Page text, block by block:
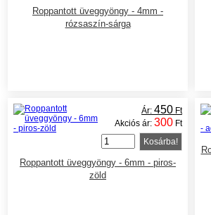
Roppantott üveggyöngy - 4mm -
rózsaszín-sárga
Ár: 450 Ft
Akciós ár: 300 Ft
Kosárba!
Roppantott üveggyöngy - 6mm - piros-
zöld